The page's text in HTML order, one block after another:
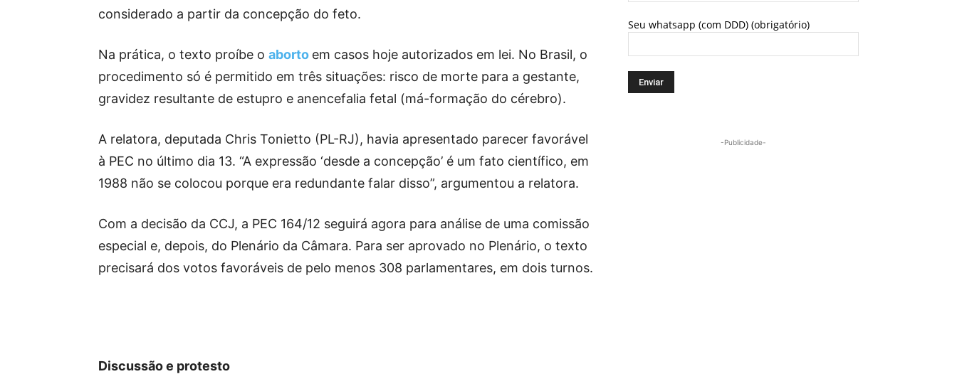
considerado a partir da concepção do feto.
Na prática, o texto proíbe o aborto em casos hoje autorizados em lei. No Brasil, o
procedimento só é permitido em três situações: risco de morte para a gestante,
gravidez resultante de estupro e anencefalia fetal (má-formação do cérebro).
A relatora, deputada Chris Tonietto (PL-RJ), havia apresentado parecer favorável
à PEC no último dia 13. “A expressão ‘desde a concepção’ é um fato científico, em
1988 não se colocou porque era redundante falar disso”, argumentou a relatora.
Com a decisão da CCJ, a PEC 164/12 seguirá agora para análise de uma comissão
especial e, depois, do Plenário da Câmara. Para ser aprovado no Plenário, o texto
precisará dos votos favoráveis de pelo menos 308 parlamentares, em dois turnos.
Discussão e protesto
Seu whatsapp (com DDD) (obrigatório)
-Publicidade-